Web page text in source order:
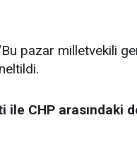
"Bu pazar milletvekili
ile CHP arasındaki